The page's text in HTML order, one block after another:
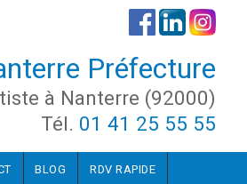
Préfecture
à Nanterre (92000)
Tél. 01 41 25 55 55
BLOG RDV RAPIDE